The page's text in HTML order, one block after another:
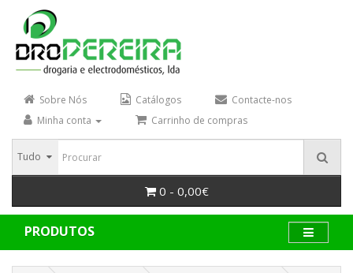
Sobre Nós Catálogos
Contacte-nos
Minha conta
Carrinho de compras
Tudo
0 - 0,00€
PRODUTOS